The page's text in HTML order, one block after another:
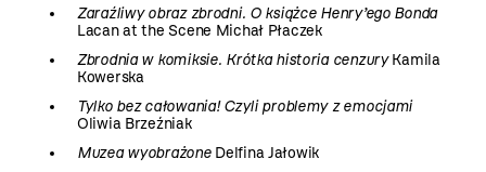
Zaraźliwy obraz zbrodni. O książce Henry’ego Bonda
Lacan at the Scene Michał Płaczek
Zbrodnia w komiksie. Krótka historia cenzuryKamila
Kowerska
Tylko bez całowania! Czyli problemy z emocjami
Oliwia Brzeźniak
Muzea wyobrażoneDelfina Jałowik